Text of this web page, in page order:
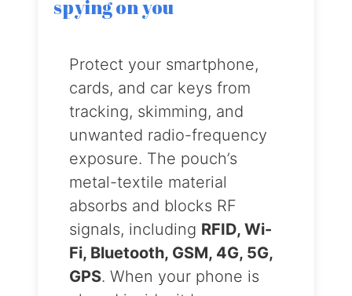
spying on you
Protect your smartphone,
cards, and car keys from
tracking, skimming, and
unwanted radio-frequency
exposure. The pouch’s
metal-textile material
absorbs and blocks RF
signals, including RFID, Wi-
Fi, Bluetooth, GSM, 4G, 5G,
GPS. When your phone is